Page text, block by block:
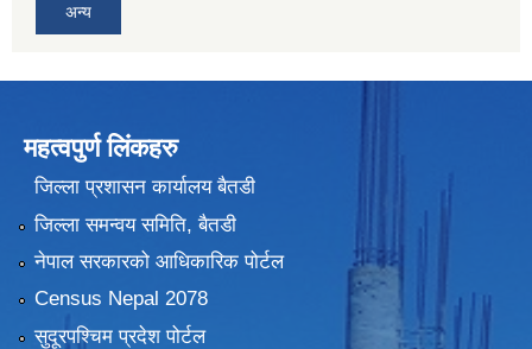
अन्य
महत्वपुर्ण लिंकहरु
जिल्ला प्रशासन कार्यालय बैतडी
जिल्ला समन्वय समिति, बैतडी
नेपाल सरकारको आधिकारिक पोर्टल
Census Nepal 2078
सुदूरपश्चिम प्रदेश पोर्टल